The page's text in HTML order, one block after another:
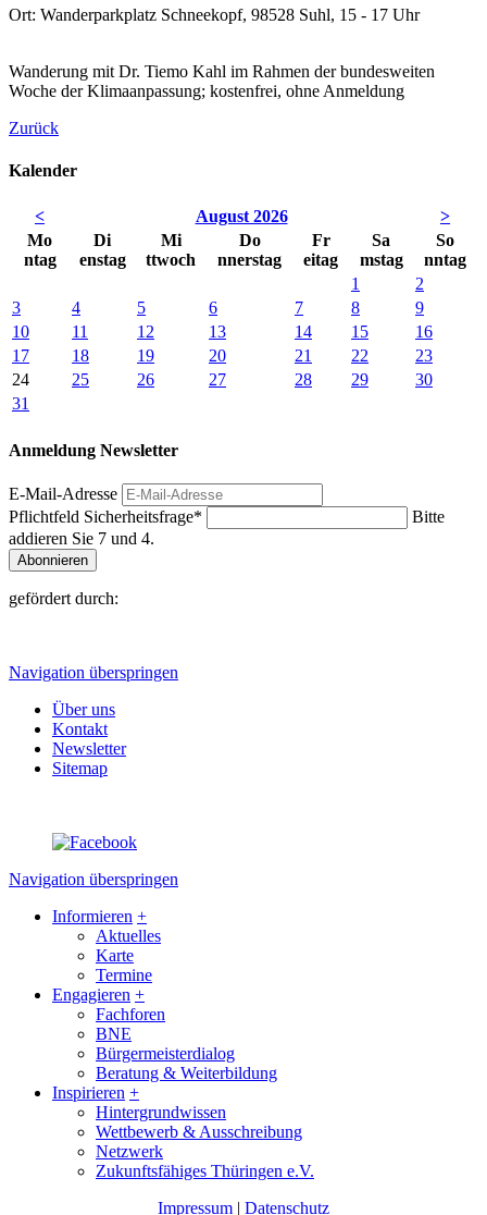
Ort: Wanderparkplatz Schneekopf, 98528 Suhl, 15 - 17 Uhr
Wanderung mit Dr. Tiemo Kahl im Rahmen der bundesweiten
Woche der Klimaanpassung; kostenfrei, ohne Anmeldung
Zurück
Kalender
< August 2026
>
Mo
ntag
Di
enstag
Mi
ttwoch
Do
nnerstag
Fr
eitag
Sa
mstag
So
nntag
1
2
3
4 5 6 7 8
9
10
11 12 13 14 15
16
17
18 19 20 21 22
23
24
25 26 27 28 29
30
31
Anmeldung Newsletter
E-Mail-Adresse
Pflichtfeld Sicherheitsfrage*
Bitte
addieren Sie 7 und 4.
Abonnieren
gefördert durch:
Navigation überspringen
Über uns
Kontakt
Newsletter
Sitemap
Navigation überspringen
Informieren +
Aktuelles
Karte
Termine
Engagieren +
Fachforen
BNE
Bürgermeisterdialog
Beratung & Weiterbildung
Inspirieren +
Hintergrundwissen
Wettbewerb & Ausschreibung
Netzwerk
Zukunftsfähiges Thüringen e.V.
Impressum | Datenschutz